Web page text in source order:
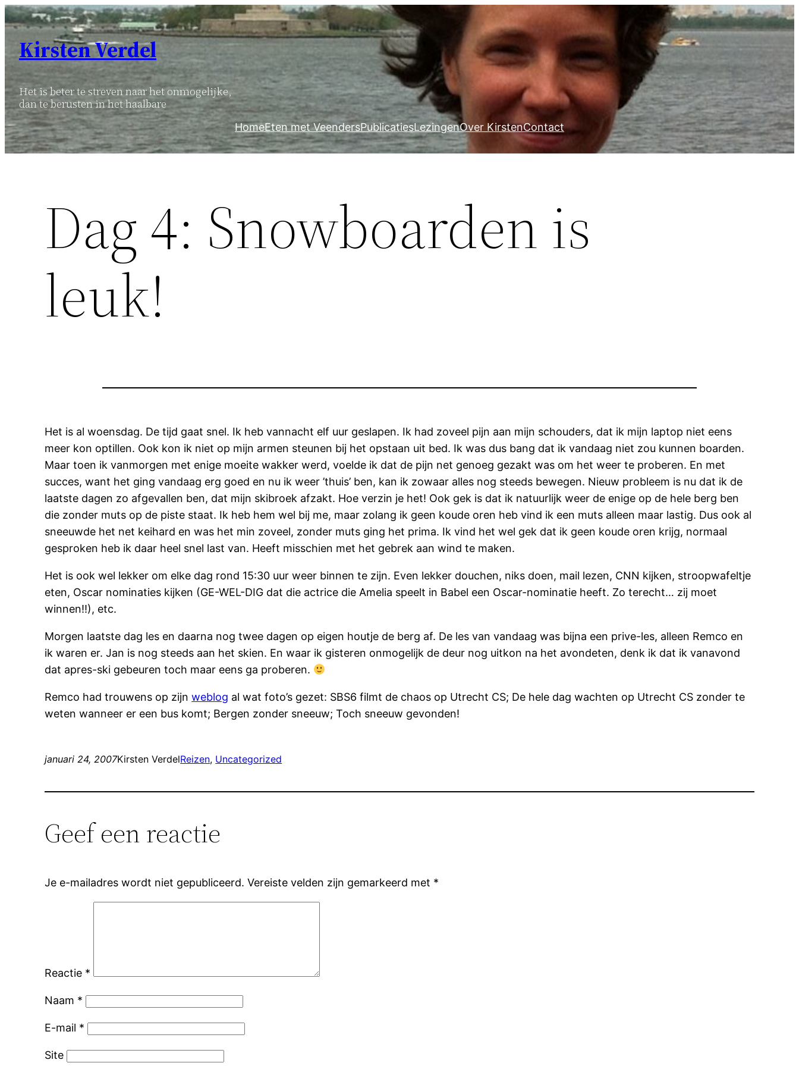
Ga
naar
inhoud
Kirsten Verdel
Het is beter te streven naar het onmogelijke,
dan te berusten in het haalbare
HomeEten met VeendersPublicatiesLezingenOver KirstenContact
Dag 4: Snowboarden is
leuk!
Het is al woensdag. De tijd gaat snel. Ik heb vannacht elf uur geslapen. Ik had zoveel pijn aan mijn schouders, dat ik mijn laptop niet eens
meer kon optillen. Ook kon ik niet op mijn armen steunen bij het opstaan uit bed. Ik was dus bang dat ik vandaag niet zou kunnen boarden.
Maar toen ik vanmorgen met enige moeite wakker werd, voelde ik dat de pijn net genoeg gezakt was om het weer te proberen. En met
succes, want het ging vandaag erg goed en nu ik weer ’thuis’ ben, kan ik zowaar alles nog steeds bewegen. Nieuw probleem is nu dat ik de
laatste dagen zo afgevallen ben, dat mijn skibroek afzakt. Hoe verzin je het! Ook gek is dat ik natuurlijk weer de enige op de hele berg ben
die zonder muts op de piste staat. Ik heb hem wel bij me, maar zolang ik geen koude oren heb vind ik een muts alleen maar lastig. Dus ook al
sneeuwde het net keihard en was het min zoveel, zonder muts ging het prima. Ik vind het wel gek dat ik geen koude oren krijg, normaal
gesproken heb ik daar heel snel last van. Heeft misschien met het gebrek aan wind te maken.
Het is ook wel lekker om elke dag rond 15:30 uur weer binnen te zijn. Even lekker douchen, niks doen, mail lezen, CNN kijken, stroopwafeltje
eten, Oscar nominaties kijken (GE-WEL-DIG dat die actrice die Amelia speelt in Babel een Oscar-nominatie heeft. Zo terecht… zij moet
winnen!!), etc.
Morgen laatste dag les en daarna nog twee dagen op eigen houtje de berg af. De les van vandaag was bijna een prive-les, alleen Remco en
ik waren er. Jan is nog steeds aan het skien. En waar ik gisteren onmogelijk de deur nog uitkon na het avondeten, denk ik dat ik vanavond
dat apres-ski gebeuren toch maar eens ga proberen.
Remco had trouwens op zijnweblog al wat foto’s gezet: SBS6 filmt de chaos op Utrecht CS; De hele dag wachten op Utrecht CS zonder te
weten wanneer er een bus komt; Bergen zonder sneeuw; Toch sneeuw gevonden!
januari 24, 2007Kirsten VerdelReizen, Uncategorized
Geef een reactie
Je e-mailadres wordt niet gepubliceerd. Vereiste velden zijn gemarkeerd met *
Reactie *
Naam *
E-mail *
Site